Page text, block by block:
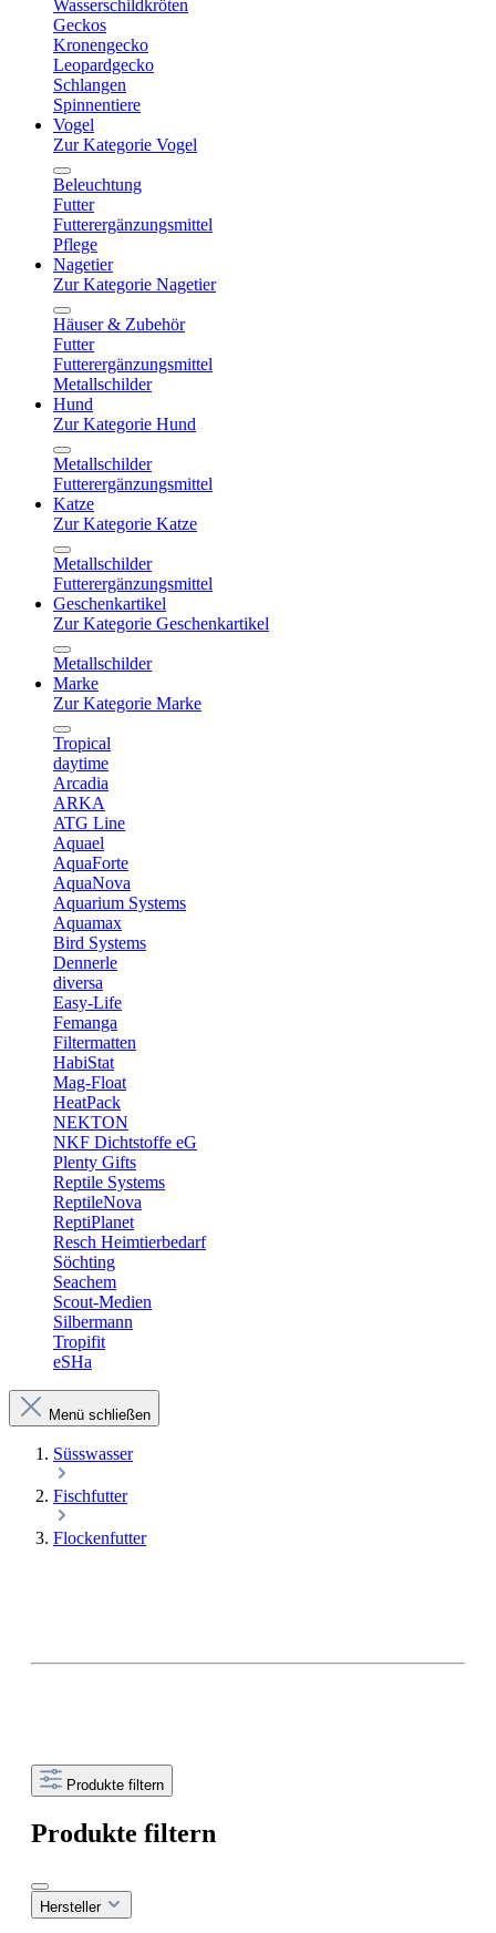
Wasserschildkröten
Geckos
Kronengecko
Leopardgecko
Schlangen
Spinnentiere
Vogel
Zur Kategorie Vogel
Beleuchtung
Futter
Futterergänzungsmittel
Pflege
Nagetier
Zur Kategorie Nagetier
Häuser & Zubehör
Futter
Futterergänzungsmittel
Metallschilder
Hund
Zur Kategorie Hund
Metallschilder
Futterergänzungsmittel
Katze
Zur Kategorie Katze
Metallschilder
Futterergänzungsmittel
Geschenkartikel
Zur Kategorie Geschenkartikel
Metallschilder
Marke
Zur Kategorie Marke
Tropical
daytime
Arcadia
ARKA
ATG Line
Aquael
AquaForte
AquaNova
Aquarium Systems
Aquamax
Bird Systems
Dennerle
diversa
Easy-Life
Femanga
Filtermatten
HabiStat
Mag-Float
HeatPack
NEKTON
NKF Dichtstoffe eG
Plenty Gifts
Reptile Systems
ReptileNova
ReptiPlanet
Resch Heimtierbedarf
Söchting
Seachem
Scout-Medien
Silbermann
Tropifit
eSHa
Menü schließen
Süsswasser
Fischfutter
Flockenfutter
Produkte filtern
Produkte filtern
Hersteller